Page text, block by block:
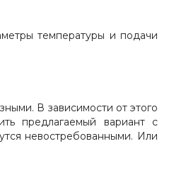
температуры и подачи
В зависимости от этого
предлагаемый вариант с
невостребованными. Или